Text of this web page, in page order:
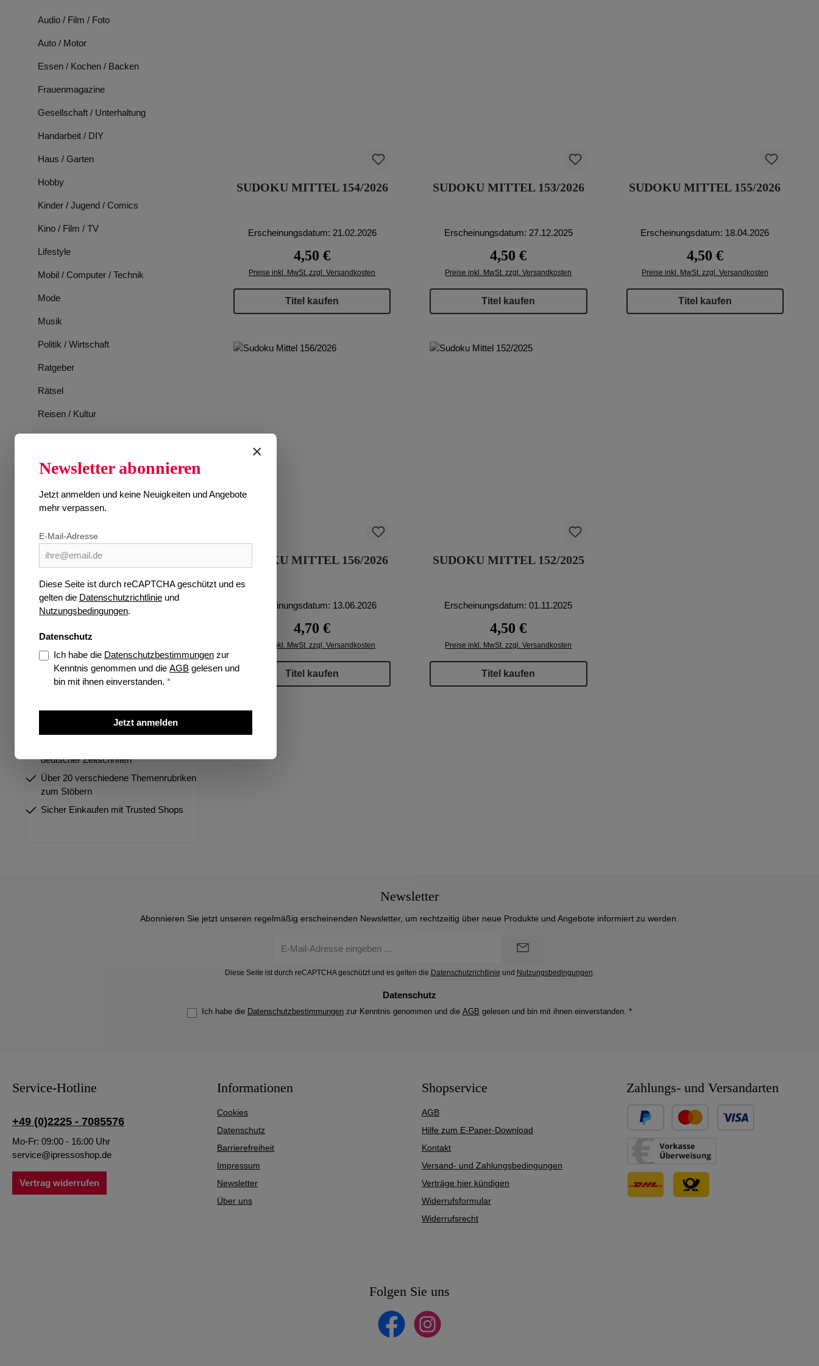
Audio / Film / Foto
Auto / Motor
Essen / Kochen / Backen
Frauenmagazine
Gesellschaft / Unterhaltung
Handarbeit / DIY
Haus / Garten
Hobby
Kinder / Jugend / Comics
Kino / Film / TV
Lifestyle
Mobil / Computer / Technik
Mode
Musik
Politik / Wirtschaft
Ratgeber
Rätsel
Reisen / Kultur
Romane
Tiere
Wissen
Jetzt vorbestellen
und internationale Zeitschriften
deutscher Zeitschriften
Über 20 verschiedene Themenrubriken
zum Stöbern
Sicher Einkaufen mit Trusted Shops
SUDOKU MITTEL 154/2026
Erscheinungsdatum: 21.02.2026
Regulärer Preis:
4,50 €
Preise inkl. MwSt. zzgl. Versandkosten
Titel kaufen
SUDOKU MITTEL 153/2026
Erscheinungsdatum: 27.12.2025
Regulärer Preis:
4,50 €
Preise inkl. MwSt. zzgl. Versandkosten
Titel kaufen
SUDOKU MITTEL 155/2026
Erscheinungsdatum: 18.04.2026
Regulärer Preis:
4,50 €
Preise inkl. MwSt. zzgl. Versandkosten
Titel kaufen
SUDOKU MITTEL 156/2026
Erscheinungsdatum: 13.06.2026
Regulärer Preis:
4,70 €
Preise inkl. MwSt. zzgl. Versandkosten
Titel kaufen
SUDOKU MITTEL 152/2025
Erscheinungsdatum: 01.11.2025
Regulärer Preis:
4,50 €
Preise inkl. MwSt. zzgl. Versandkosten
Titel kaufen
Newsletter
Abonnieren Sie jetzt unseren regelmäßig erscheinenden Newsletter, um rechtzeitig über neue Produkte und Angebote informiert zu werden.
Mail-
Diese Seite ist durch reCAPTCHA geschützt und es gelten die Datenschutzrichtlinie und Nutzungsbedingungen
Datenschutz
Ich habe die Datenschutzbestimmungen zur Kenntnis genommen und die AGB gelesen und bin mit ihnen einverstanden. *
Service-Hotline
+49 (0)2225 - 7085576
Mo-Fr: 09:00 - 16:00 Uhr
service@ipressoshop.de
Vertrag widerrufen
Informationen
Cookies
Datenschutz
Barrierefreiheit
Impressum
Newsletter
Über uns
Shopservice
AGB
Hilfe zum E-Paper-Download
Kontakt
Versand- und Zahlungsbedingungen
Verträge hier kündigen
Widerrufsformular
Widerrufsrecht
Zahlungs- und Versandarten
Benutzerdefiniertes Bild 1
Benutzerdefiniertes Bild 3
Folgen Sie uns
Facebook Instagram
×
Newsletter abonnieren
Jetzt anmelden und keine Neuigkeiten und Angebote
mehr verpassen.
E-Mail-Adresse
Diese Seite ist durch reCAPTCHA geschützt und es
gelten die Datenschutzrichtlinie und
Nutzungsbedingungen.
Datenschutz
Ich habe die Datenschutzbestimmungen zur
Kenntnis genommen und die AGB gelesen und
bin mit ihnen einverstanden. *
Jetzt anmelden